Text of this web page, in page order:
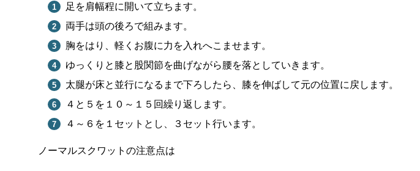
足を肩幅程に開いて立ちます。
両手は頭の後ろで組みます。
胸をはり、軽くお腹に力を入れへこませます。
ゆっくりと膝と股関節を曲げながら腰を落としていきます。
太腿が床と並行になるまで下ろしたら、膝を伸ばして元の位置に戻します。
４と５を１０～１５回繰り返します。
４～６を１セットとし、３セット行います。
ノーマルスクワットの注意点は